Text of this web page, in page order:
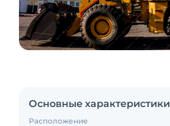
Основные характеристики
Расположение